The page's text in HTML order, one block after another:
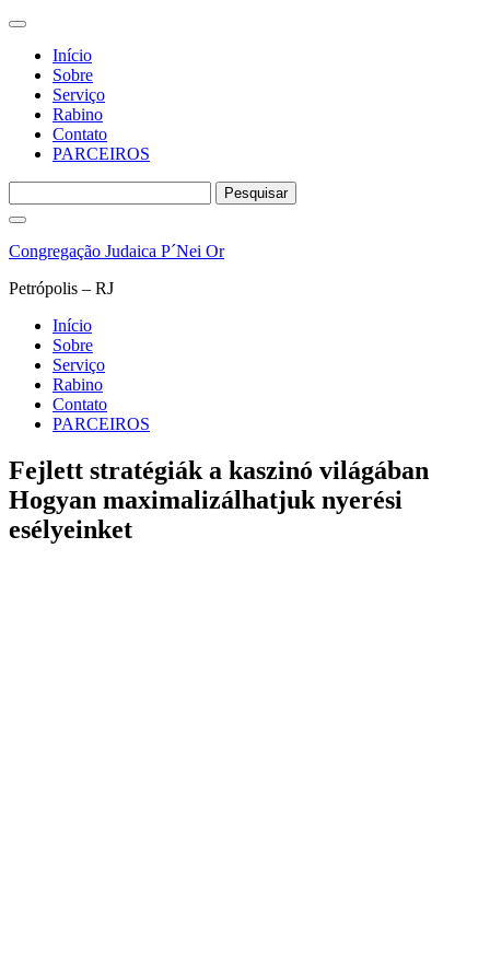
Início
Sobre
Serviço
Rabino
Contato
PARCEIROS
por:
Pular
o
Congregação Judaica P´Nei Or
Petrópolis – RJ
Início
Sobre
Serviço
Rabino
Contato
PARCEIROS
Fejlett stratégiák a kaszinó világában
Hogyan maximalizálhatjuk nyerési
esélyeinket